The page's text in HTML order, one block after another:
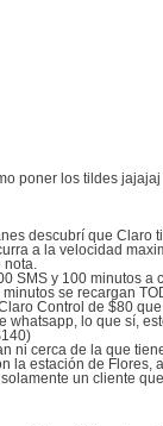
poner los tildes jajajaj
descubrí que Claro
a la velocidad
nota.
SMS y 100 minutos a
se recargan
Control de $80
lo que sí,
ni cerca de la que
la estación de Flores,
un cliente